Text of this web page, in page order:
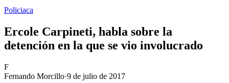
Policiaca
Ercole Carpineti, habla sobre la
detención en la que se vio involucrado
F
Fernando Morcillo·9 de julio de 2017